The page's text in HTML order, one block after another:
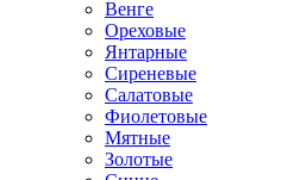
Венге
Ореховые
Янтарные
Сиреневые
Салатовые
Фиолетовые
Мятные
Золотые